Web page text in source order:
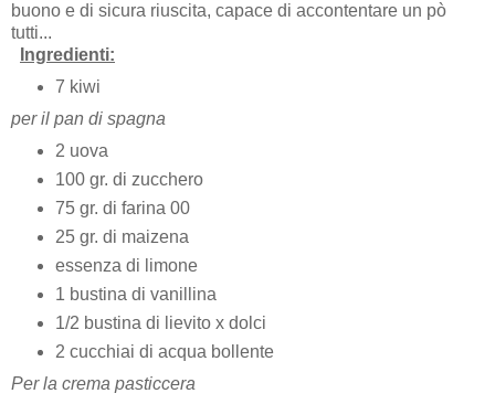
buono e di sicura riuscita, capace di accontentare un pò
tutti...
Ingredienti:
7 kiwi
per il pan di spagna
2 uova
100 gr. di zucchero
75 gr. di farina 00
25 gr. di maizena
essenza di limone
1 bustina di vanillina
1/2 bustina di lievito x dolci
2 cucchiai di acqua bollente
Per la crema pasticcera